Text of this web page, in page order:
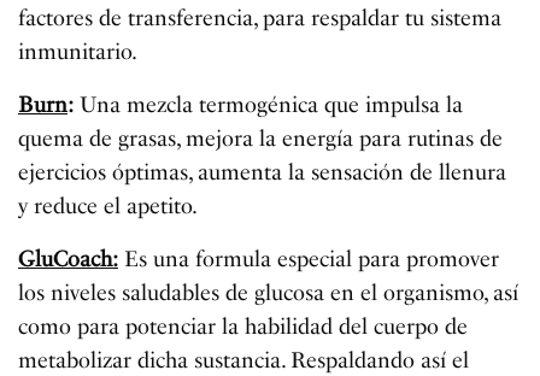
factores de transferencia, para respaldar tu sistema
inmunitario.
Burn: Una mezcla termogénica que impulsa la
quema de grasas, mejora la energía para rutinas de
ejercicios óptimas, aumenta la sensación de llenura
y reduce el apetito.
GluCoach: Es una formula especial para promover
los niveles saludables de glucosa en el organismo, así
como para potenciar la habilidad del cuerpo de
metabolizar dicha sustancia. Respaldando así el